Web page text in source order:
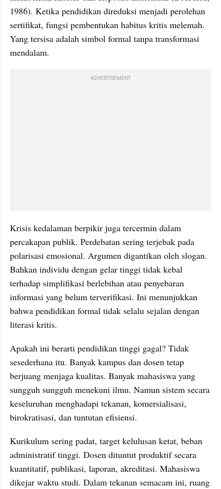
1986). Ketika pendidikan direduksi menjadi perolehan
sertifikat, fungsi pembentukan habitus kritis melemah.
Yang tersisa adalah simbol formal tanpa transformasi
mendalam.
ADVERTISEMENT
Krisis kedalaman berpikir juga tercermin dalam
percakapan publik. Perdebatan sering terjebak pada
polarisasi emosional. Argumen digantikan oleh slogan.
Bahkan individu dengan gelar tinggi tidak kebal
terhadap simplifikasi berlebihan atau penyebaran
informasi yang belum terverifikasi. Ini menunjukkan
bahwa pendidikan formal tidak selalu sejalan dengan
literasi kritis.
Apakah ini berarti pendidikan tinggi gagal? Tidak
sesederhana itu. Banyak kampus dan dosen tetap
berjuang menjaga kualitas. Banyak mahasiswa yang
sungguh sungguh menekuni ilmu. Namun sistem secara
keseluruhan menghadapi tekanan, komersialisasi,
birokratisasi, dan tuntutan efisiensi.
Kurikulum sering padat, target kelulusan ketat, beban
administratif tinggi. Dosen dituntut produktif secara
kuantitatif, publikasi, laporan, akreditasi. Mahasiswa
dikejar waktu studi. Dalam tekanan semacam ini, ruang